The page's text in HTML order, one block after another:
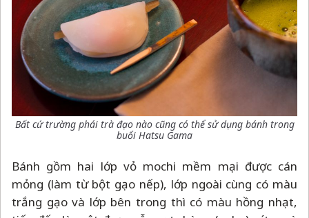
Bất cứ trường phái trà đạo nào cũng có thể sử dụng bánh trong
buổi Hatsu Gama
Bánh gồm hai lớp vỏ mochi mềm mại được cán
mỏng (làm từ bột gạo nếp), lớp ngoài cùng có màu
trắng gạo và lớp bên trong thì có màu hồng nhạt,